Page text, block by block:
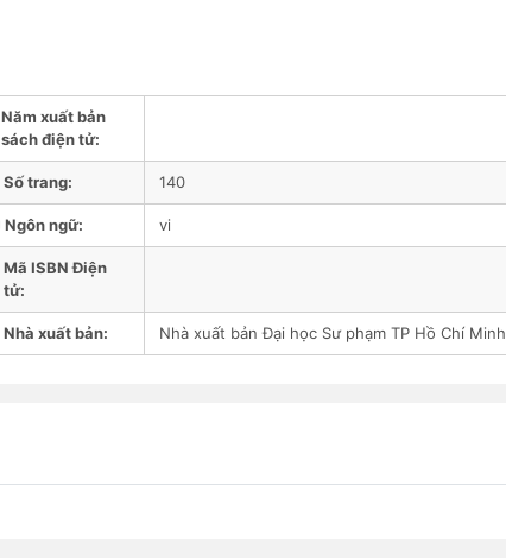
Năm xuất bản
sách điện tử:
Số trang: 140
Ngôn ngữ: vi
Mã ISBN Điện
tử:
Nhà xuất bản: Nhà xuất bản Đại học Sư phạm TP Hồ Chí Minh